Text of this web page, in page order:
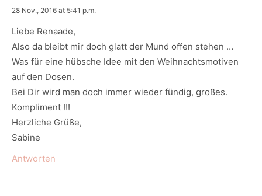
says:
28 Nov., 2016 at 5:41 p.m.
Liebe Renaade,
Also da bleibt mir doch glatt der Mund offen stehen …
Was für eine hübsche Idee mit den Weihnachtsmotiven
auf den Dosen.
Bei Dir wird man doch immer wieder fündig, großes.
Kompliment !!!
Herzliche Grüße,
Sabine
Antworten